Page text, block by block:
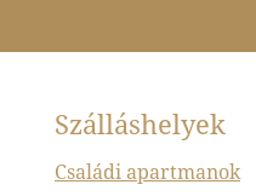
Szálláshelyek
Családi apartmanok